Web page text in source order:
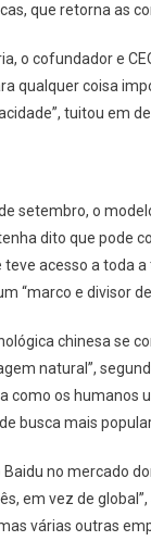
que retorna as
o cofundador e
qualquer coisa
tuitou em
setembro, o
dito que pode
teve acesso a toda
“marco e divisor
chinesa se
natural”,
como os humanos
busca mais popular
no mercado
em vez de
várias outras